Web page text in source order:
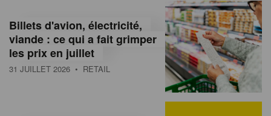
s
s
u
Billets d'avion, électricité,
viande : ce qui a fait grimper
les prix en juillet
31 JUILLET 2026 • RETAIL